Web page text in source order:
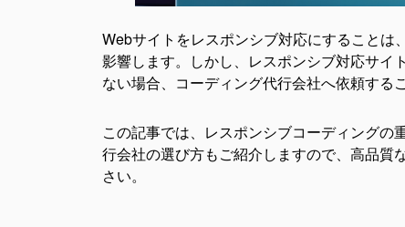
Webサイトをレスポンシブ対応にすることは
影響します。しかし、レスポンシブ対応サイ
ない場合、コーディング代行会社へ依頼する
この記事では、 レスポンシブコーディングの
行会社の選び方もご紹介しますので、高品質
さい。